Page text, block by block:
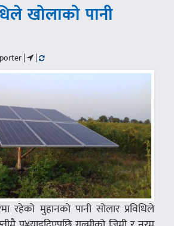
खोलाको पानी
| |
रहेको मुहानको पानी सोलार प्रविधिले